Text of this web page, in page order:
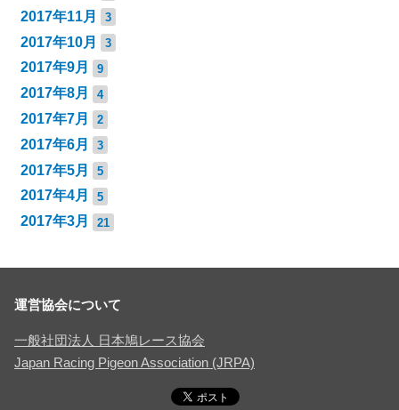
2017年11月 3
2017年10月 3
2017年9月 9
2017年8月 4
2017年7月 2
2017年6月 3
2017年5月 5
2017年4月 5
2017年3月 21
運営協会について
一般社団法人 日本鳩レース協会
Japan Racing Pigeon Association (JRPA)